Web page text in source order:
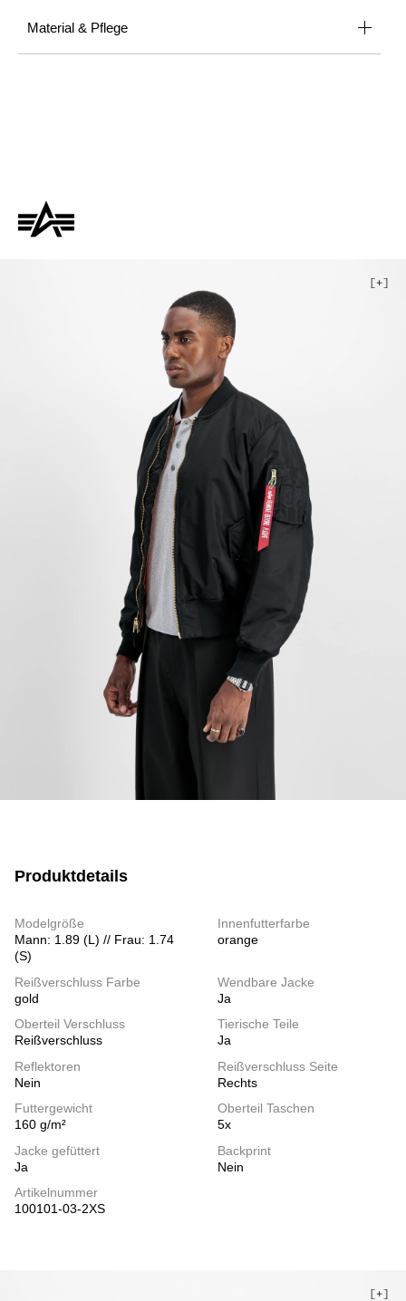
Material & Pflege
Produktdetails
Modelgröße
Mann: 1.89 (L) // Frau: 1.74
(S)
Innenfutterfarbe
orange
Reißverschluss Farbe
gold
Wendbare Jacke
Ja
Oberteil Verschluss
Reißverschluss
Tierische Teile
Ja
Reflektoren
Nein
Reißverschluss Seite
Rechts
Futtergewicht
160 g/m²
Oberteil Taschen
5x
Jacke gefüttert
Ja
Backprint
Nein
Artikelnummer
100101-03-2XS